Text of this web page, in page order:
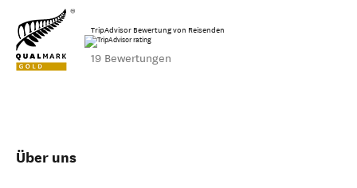
TripAdvisor Bewertung von Reisenden
19 Bewertungen
Über uns